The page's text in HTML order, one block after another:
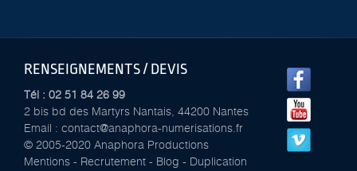
RENSEIGNEMENTS / DEVIS
Tél : 02 51 84 26 99
2 bis bd des Martyrs Nantais, 44200 Nantes
Email : contact@anaphora-numerisations.fr
© 2005-2020 Anaphora Productions
Mentions - Recrutement - Blog - Duplication